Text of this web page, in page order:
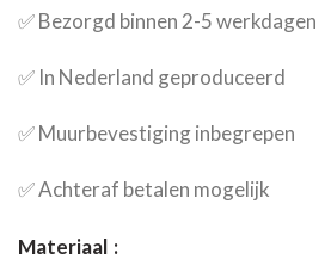
✅​ Bezorgd binnen 2-5 werkdagen
✅​ In Nederland geproduceerd
✅​ Muurbevestiging inbegrepen
✅​ Achteraf betalen mogelijk
Materiaal